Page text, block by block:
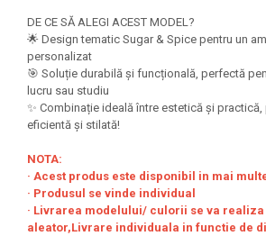
Seturi Creative pentru Copii
Stampile Copii
DE CE SĂ ALEGI ACEST MODEL?
🌟 Design tematic Sugar & Spice pentru un
personalizat
🎯 Soluție durabilă și funcțională, perfectă
lucru sau studiu
✨ Combinație ideală între estetică și
eficientă și stilată!
NOTA:
· Acest produs este disponibil in mai
· Produsul se vinde individual
· Livrarea modelului/ culorii se va realiza
aleator,Livrare individuala in functie de